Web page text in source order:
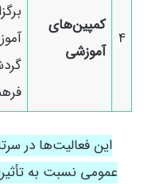
4
کمپین‌های
آموزشی
این فعالیت‌ها در
عمومی نسبت به